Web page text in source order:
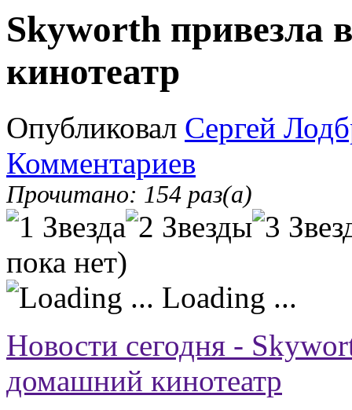
Skyworth привезла
кинотеатр
Опубликовал Сергей
Комментариев
Прочитано: 154 раз(а)
пока нет)
Loading ...
Новости сегодня -
домашний кинотеатр